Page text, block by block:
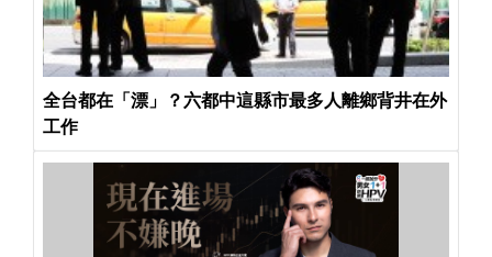
全台都在「漂」？六都中這縣市最多人離鄉背井在外
工作